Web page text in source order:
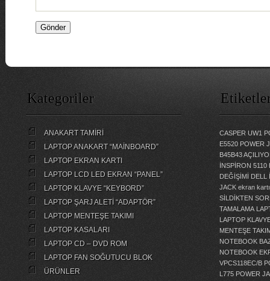
Kategoriler
ANAKART TAMİRİ
LAPTOP ANAKART “MAİNBOARD”
LAPTOP EKRAN KARTI
LAPTOP LCD LED EKRAN “PANEL”
LAPTOP KLAVYE “KEYBORD”
LAPTOP ŞARJ ALETİ “ADAPTÖR”
LAPTOP MENTEŞE TAKIMI
LAPTOP KASALARI
LAPTOP CD – DVD ROM
LAPTOP FAN SOĞUTUCU BLOK
ÜRÜNLER
CASPER UW1
E5520 POWER
B45B43
İNSPİRON
DEĞİŞİMİ
DELL
JACK ekran
SİLDİKTEN
TAMALAMA
LAPTOP
MENTEŞE
NOTEBOOK
NOTEBOOK
VPCS118EC/B
L775 POWER